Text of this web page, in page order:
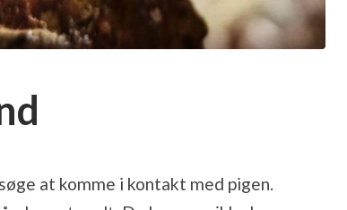
at komme i kontakt med pigen.